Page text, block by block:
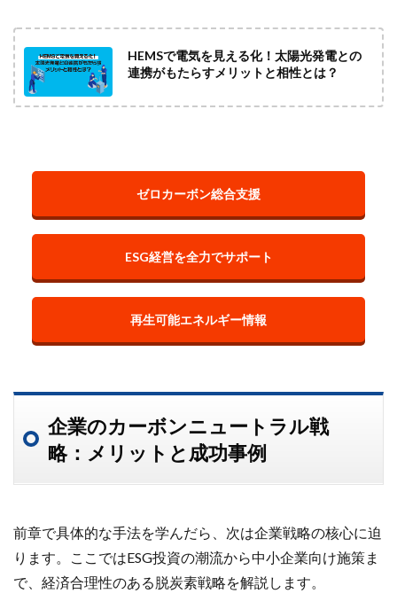
HEMSで電気を見える化！太陽光発電との
連携がもたらすメリットと相性とは？
ゼロカーボン総合支援
ESG経営を全力でサポート
再生可能エネルギー情報
企業のカーボンニュートラル戦
略：メリットと成功事例
前章で具体的な手法を学んだら、次は企業戦略の核心に迫
ります。ここではESG投資の潮流から中小企業向け施策ま
で、経済合理性のある脱炭素戦略を解説します。